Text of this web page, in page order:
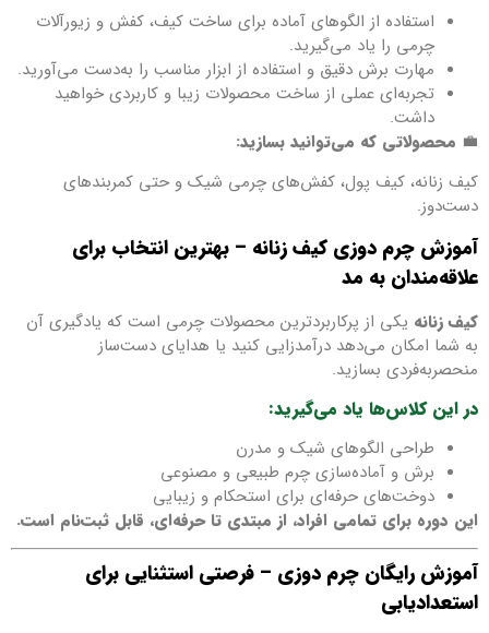
استفاده از الگوهای آماده برای ساخت کیف، کفش و زیورآلات
چرمی را یاد می‌گیرید.
مهارت برش دقیق و استفاده از ابزار مناسب را به‌دست می‌آورید.
تجربه‌ای عملی از ساخت محصولات زیبا و کاربردی خواهید
داشت.
💼 محصولاتی که می‌توانید بسازید:
کیف زنانه، کیف پول، کفش‌های چرمی شیک و حتی کمربندهای
دست‌دوز.
آموزش چرم دوزی کیف زنانه – بهترین انتخاب برای
علاقه‌مندان به مد
کیف زنانه یکی از پرکاربردترین محصولات چرمی است که یادگیری آن
به شما امکان می‌دهد درآمدزایی کنید یا هدایای دست‌ساز
منحصر‌به‌فردی بسازید.
در این کلاس‌ها یاد می‌گیرید:
طراحی الگوهای شیک و مدرن
برش و آماده‌سازی چرم طبیعی و مصنوعی
دوخت‌های حرفه‌ای برای استحکام و زیبایی
این دوره برای تمامی افراد، از مبتدی تا حرفه‌ای، قابل ثبت‌نام است.
آموزش رایگان چرم دوزی – فرصتی استثنایی برای
استعداد‌یابی